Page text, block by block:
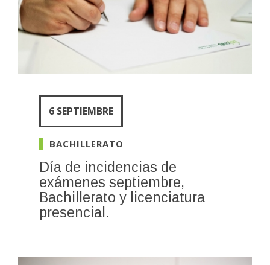
6 SEPTIEMBRE
BACHILLERATO
Día de incidencias de
exámenes septiembre,
Bachillerato y licenciatura
presencial.